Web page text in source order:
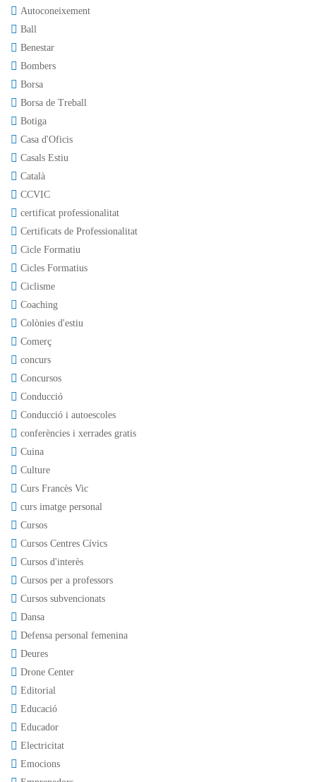
Autoconeixement
Ball
Benestar
Bombers
Borsa
Borsa de Treball
Botiga
Casa d'Oficis
Casals Estiu
Català
CCVIC
certificat professionalitat
Certificats de Professionalitat
Cicle Formatiu
Cicles Formatius
Ciclisme
Coaching
Colònies d'estiu
Comerç
concurs
Concursos
Conducció
Conducció i autoescoles
conferències i xerrades gratis
Cuina
Culture
Curs Francès Vic
curs imatge personal
Cursos
Cursos Centres Cívics
Cursos d'interès
Cursos per a professors
Cursos subvencionats
Dansa
Defensa personal femenina
Deures
Drone Center
Editorial
Educació
Educador
Electricitat
Emocions